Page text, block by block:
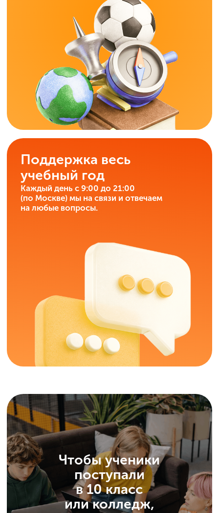
или колледж,
которого
по-настоящему
достойны.
Оставить заявку
ИнтернетУрок —
это онлайн-школа, которой
доверяют более 20 000
учеников ежегодно!
Более 2500 учеников с оценкой «5» по ОГЭ
Средний балл — 4,7+
Минпросвещения Минцифры России